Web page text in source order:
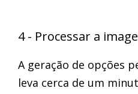
4 - Processar a
A geração de opções
leva cerca de um